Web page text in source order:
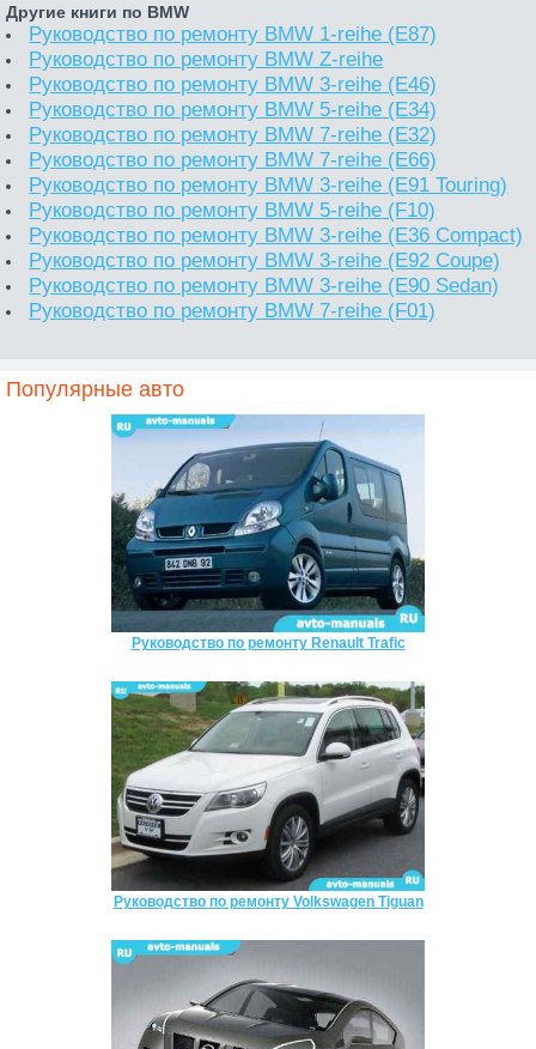
Другие книги по BMW
Руководство по ремонту BMW 1-reihe (E87)
Руководство по ремонту BMW Z-reihe
Руководство по ремонту BMW 3-reihe (E46)
Руководство по ремонту BMW 5-reihe (E34)
Руководство по ремонту BMW 7-reihe (E32)
Руководство по ремонту BMW 7-reihe (E66)
Руководство по ремонту BMW 3-reihe (E91 Touring)
Руководство по ремонту BMW 5-reihe (F10)
Руководство по ремонту BMW 3-reihe (E36 Compact)
Руководство по ремонту BMW 3-reihe (E92 Coupe)
Руководство по ремонту BMW 3-reihe (E90 Sedan)
Руководство по ремонту BMW 7-reihe (F01)
Популярные авто
Руководство по ремонту Renault Trafic
Руководство по ремонту Volkswagen Tiguan